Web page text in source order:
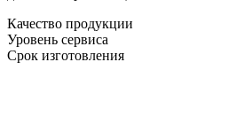
Качество продукции
Уровень сервиса
Срок изготовления